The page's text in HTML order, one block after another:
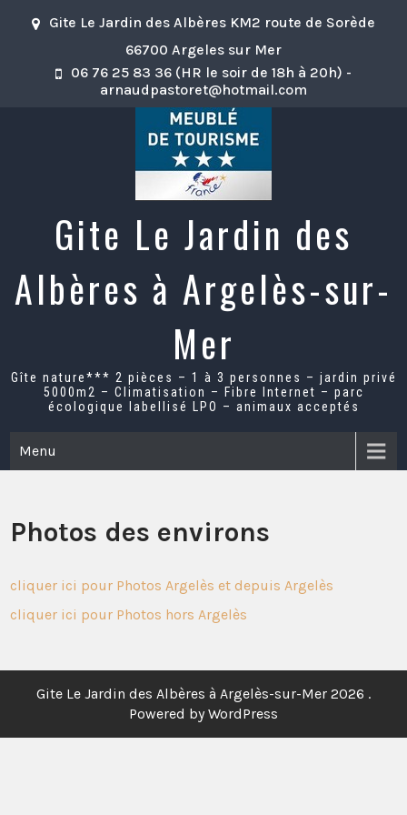
Gite Le Jardin des Albères KM2 route de Sorède
66700 Argeles sur Mer
06 76 25 83 36 (HR le soir de 18h à 20h) -
arnaudpastoret@hotmail.com
Gite Le Jardin des
Albères à Argelès-sur-
Mer
Gîte nature*** 2 pièces – 1 à 3 personnes – jardin privé
5000m2 – Climatisation – Fibre Internet – parc
écologique labellisé LPO – animaux acceptés
Menu
Photos des environs
cliquer ici pour Photos Argelès et depuis Argelès
cliquer ici pour Photos hors Argelès
Gite Le Jardin des Albères à Argelès-sur-Mer 2026 .
Powered by WordPress